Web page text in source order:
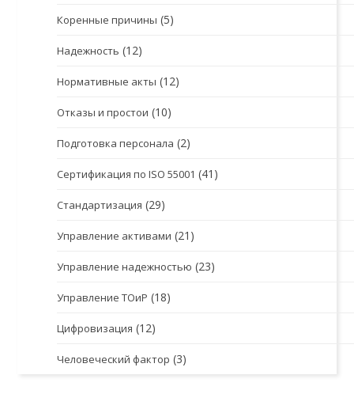
Коренные причины (5)
Надежность (12)
Нормативные акты (12)
Отказы и простои (10)
Подготовка персонала (2)
Сертификация по ISO 55001 (41)
Стандартизация (29)
Управление активами (21)
Управление надежностью (23)
Управление ТОиР (18)
Цифровизация (12)
Человеческий фактор (3)